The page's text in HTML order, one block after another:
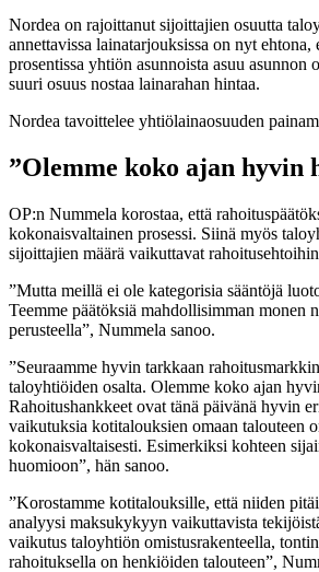
Nordea on rajoittanut sijoittajien osuutta
annettavissa lainatarjouksissa on nyt ehtona,
prosentissa yhtiön asunnoista asuu asunnon
suuri osuus nostaa lainarahan hintaa.
Nordea tavoittelee yhtiölainaosuuden
”Olemme koko ajan hyvin
OP:n Nummela korostaa, että
kokonaisvaltainen prosessi. Siinä myös
sijoittajien määrä vaikuttavat
”Mutta meillä ei ole kategorisia sääntöjä
Teemme päätöksiä mahdollisimman monen
perusteella”, Nummela sanoo.
”Seuraamme hyvin tarkkaan
taloyhtiöiden osalta. Olemme koko ajan
Rahoitushankkeet ovat tänä päivänä hyvin
vaikutuksia kotitalouksien omaan talouteen
kokonaisvaltaisesti. Esimerkiksi kohteen
huomioon”, hän sanoo.
”Korostamme kotitalouksille, että niiden
analyysi maksukykyyn vaikuttavista
vaikutus taloyhtiön omistusrakenteella,
rahoituksella on henkiöiden talouteen”,